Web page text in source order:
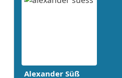
Alexander Süß